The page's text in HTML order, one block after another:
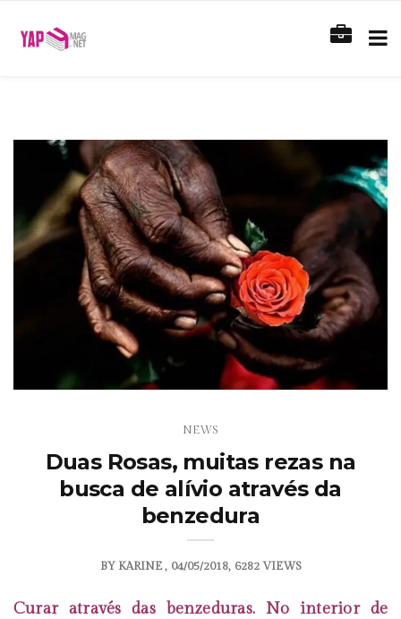
NEWS
Duas Rosas, muitas rezas na
busca de alívio através da
benzedura
BY KARINE 04/05/2018 6282 VIEWS
Curar através das benzeduras. No interior de